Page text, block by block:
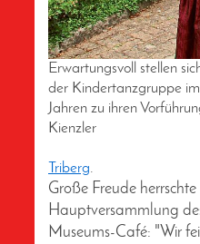
Erwartungsvoll stellen
der Kindertanzgruppe
Jahren zu ihren
Kienzler
Triberg.
Große Freude
Hauptversammlung
Museums-Café: "Wir